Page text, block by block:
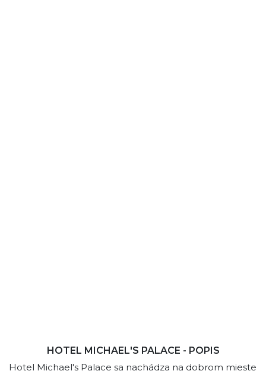
HOTEL MICHAEL'S PALACE - POPIS
Hotel Michael's Palace sa nachádza na dobrom mieste